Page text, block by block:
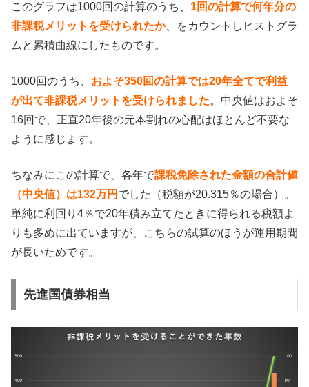
このグラフは1000回の計算のうち、 1回の計算で何年分の
非課税メリットを受けられたか、をカウントしヒストグラ
ムと累積曲線にしたものです。
1000回のうち、 およそ350回の計算では20年全てで利益
が出て非課税メリットを受けられました。中央値はおよそ
16回で、正直20年後の元本割れの心配はほとんど不要な
ように感じます。
ちなみにこの計算で、各年で課税免除された金額の合計値
（中央値）は132万円 でした（税額が20.315％の場合）。
単純に利回り4％で20年積み立てたときに得られる税額よ
りも多めに出ていますが、こちらの試算のほうが運用期間
が長いためです。
先進国債券相当